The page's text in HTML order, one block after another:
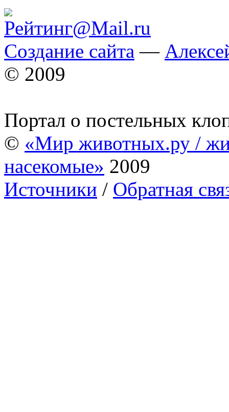
Создание сайта —
© 2009
Портал о постельных
© «Мир животных.ру /
насекомые» 2009
Источники / Обратная